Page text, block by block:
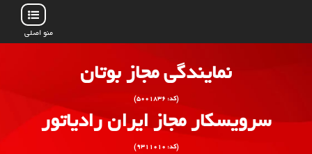
منو اصلی
نمایندگی مجاز بوتان
(کد: ۵۰۰۱۸۳۶)
سرویسکار مجاز ایران رادیاتور
(کد: ۹۳۱۱۰۱۰)